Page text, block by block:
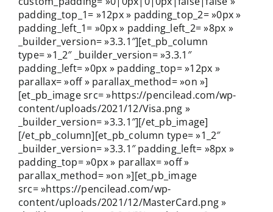
padding_top_1= »12px » padding_top_2= »0px »
padding_left_1= »0px » padding_left_2= »8px »
_builder_version= »3.3.1″][et_pb_column
type= »1_2″ _builder_version= »3.3.1″
padding_left= »0px » padding_top= »12px »
parallax= »off » parallax_method= »on »]
[et_pb_image src= »https://pencilead.com/wp-
content/uploads/2021/12/Visa.png »
_builder_version= »3.3.1″][/et_pb_image]
[/et_pb_column][et_pb_column type= »1_2″
_builder_version= »3.3.1″ padding_left= »8px »
padding_top= »0px » parallax= »off »
parallax_method= »on »][et_pb_image
src= »https://pencilead.com/wp-
content/uploads/2021/12/MasterCard.png »